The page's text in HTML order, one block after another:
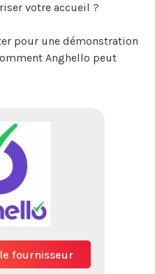
votre accueil ?
pour une démonstration
Anghello peut
fournisseur